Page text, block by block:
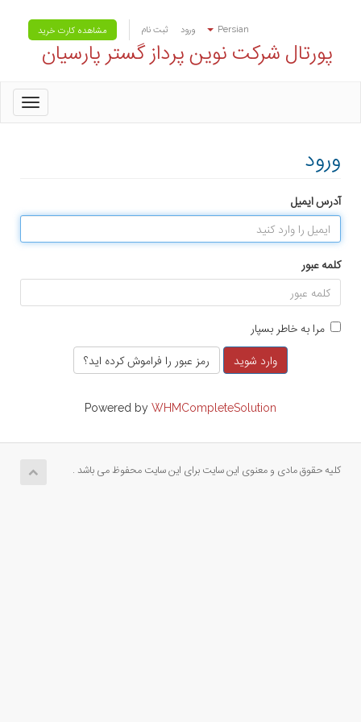
Persian ورود ثبت نام مشاهده کارت خرید
پورتال شرکت نوین پرداز گستر پارسیان
ورود
آدرس ایمیل
کلمه عبور
مرا به خاطر بسپار
رمز عبور را فراموش کرده اید؟
Powered by WHMCompleteSolution
کلیه حقوق مادی و معنوی این سایت برای این سایت محفوظ می باشد .